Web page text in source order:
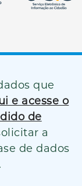
que
e acesse o
de
a
de dados